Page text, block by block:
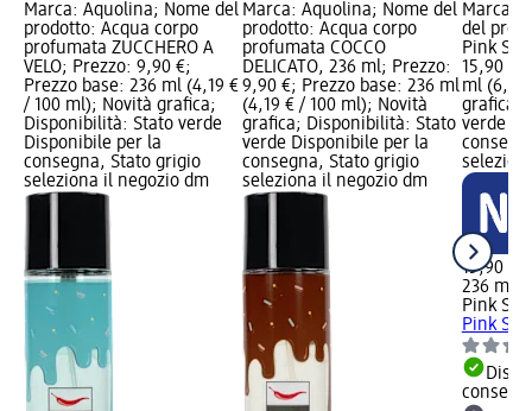
Marca: Aquolina; Nome del
prodotto: Acqua corpo
profumata ZUCCHERO A
VELO; Prezzo: 9,90 €;
Prezzo base: 236 ml (4,19 €
/ 100 ml); Novità grafica;
Disponibilità: Stato verde
Disponibile per la
consegna, Stato grigio
seleziona il negozio dm
Marca: Aquolina; Nome del
prodotto: Acqua corpo
profumata COCCO
DELICATO, 236 ml; Prezzo:
9,90 €; Prezzo base: 236 ml
(4,19 € / 100 ml); Novità
grafica; Disponibilità: Stato
verde Disponibile per la
consegna, Stato grigio
seleziona il negozio dm
Marca:
del
Pink
15,90 €;
ml (6,74
grafica;
verde
15,90 €
236 ml
Pink
Pink